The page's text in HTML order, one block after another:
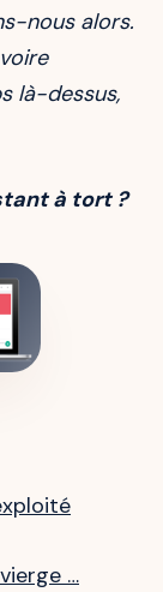
nous alors.
là-dessus,
à tort ?
…